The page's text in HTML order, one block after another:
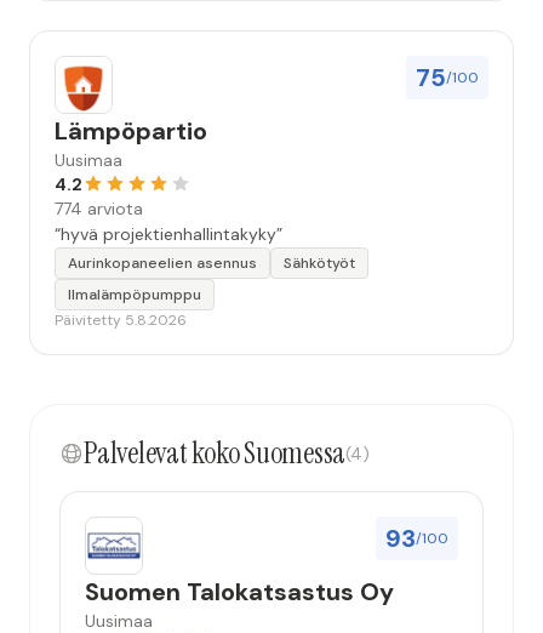
75/100
Lämpöpartio
Uusimaa
4.2
774 arviota
“hyvä projektienhallintakyky”
Aurinkopaneelien asennus
Sähkötyöt
Ilmalämpöpumppu
Päivitetty 5.8.2026
Palvelevat koko Suomessa(4)
93/100
Suomen Talokatsastus Oy
Uusimaa